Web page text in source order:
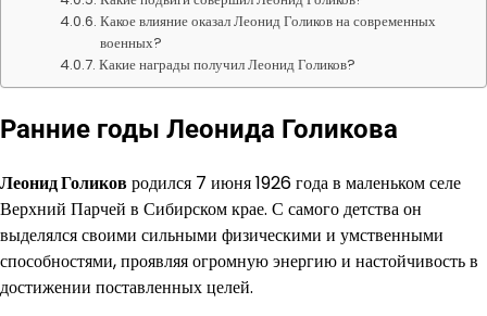
Какое влияние оказал Леонид Голиков на современных
военных?
Какие награды получил Леонид Голиков?
Ранние годы Леонида Голикова
Леонид Голиковродился 7 июня 1926 года в маленьком селе
Верхний Парчей в Сибирском крае. С самого детства он
выделялся своими сильными физическими и умственными
способностями, проявляя огромную энергию и настойчивость в
достижении поставленных целей.